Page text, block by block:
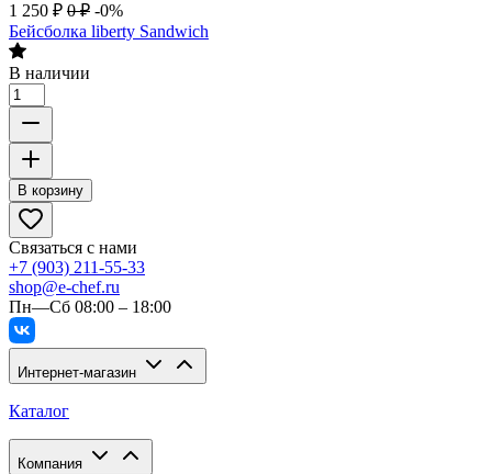
1 250 ₽ 0 ₽ -0%
Бейсболка liberty Sandwich
В наличии
В корзину
Связаться с нами
+7 (903) 211-55-33
shop@e-chef.ru
Пн—Сб 08:00 – 18:00
Интернет-магазин
Каталог
Компания